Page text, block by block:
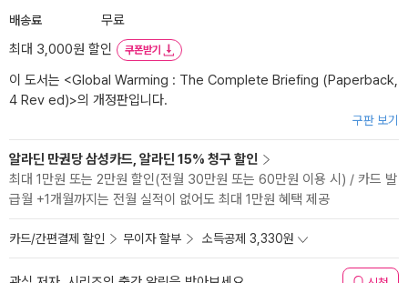
배송료
무료
최대 3,000원 할인
쿠폰받기
이 도서는 <Global Warming : The Complete Briefing (Paperback,
4 Rev ed)>의 개정판입니다.
구판 보기
알라딘 만권당 삼성카드, 알라딘 15% 청구 할인
최대 1만원 또는 2만원 할인(전월 30만원 또는 60만원 이용 시) / 카드 발
급월 +1개월까지는 전월 실적이 없어도 최대 1만원 혜택 제공
카드/간편결제 할인 무이자 할부 소득공제 3,330원